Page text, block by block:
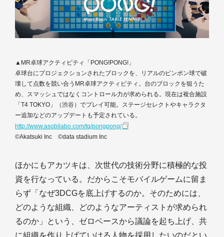
▲MR卓球アクティビティ「PONG!PONG!」
卓球台にプロジェクションされたブロックを、リアルのピンポン球で破
壊して点数を競い合うMR卓球アクティビティ。台のブロックを狙うた
め、スマッシュではなくコントロール力が求められる。現在は複合施設
「T4 TOKYO」（渋谷）でプレイ可能。ステージセレクトやキャラクタ
ー追加などのアップデートも予定されている。
http://www.asobilabo.com/tq/pongpong/
©Akatsuki Inc ©data stadium Inc
ほかにもアカツキは、次世代の技術分野に積極的な投
資を行なっている。だからこそモバイルゲームに留ま
らず「なぜ3DCGを底上げするのか。そのためには、
どのような組織、どのようなアーティストが求められ
るのか」という、ゼロベースから議論を起ち上げ、共
に組織を作り上げていける人物を採用したいのだとい